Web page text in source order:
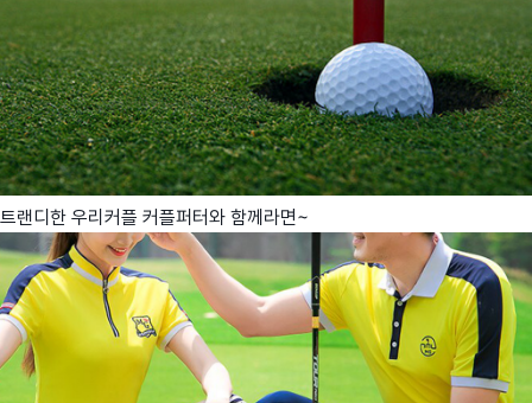
트랜디한 우리커플 커플퍼터와 함께라면~